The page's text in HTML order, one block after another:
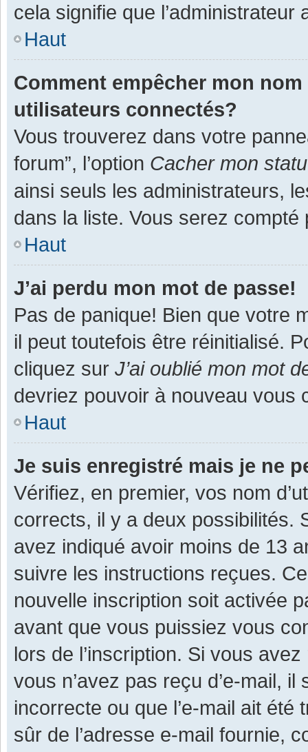
cela signifie que
Haut
Comment empêcher mon
utilisateurs connectés?
Vous trouverez dans votre
forum”, l’option Cacher mon
ainsi seuls les administrateurs,
dans la liste. Vous serez
Haut
J’ai perdu mon mot de passe!
Pas de panique! Bien que votre
il peut toutefois être réinitialisé.
cliquez sur J’ai oublié mon mot
devriez pouvoir à nouveau vous
Haut
Je suis enregistré mais je ne
Vérifiez, en premier, vos nom
corrects, il y a deux possibilités.
avez indiqué avoir moins de 13
suivre les instructions reçues.
nouvelle inscription soit activée
avant que vous puissiez vous
lors de l’inscription. Si vous
vous n’avez pas reçu d’e-mail,
incorrecte ou que l’e-mail ait
sûr de l’adresse e-mail fournie,